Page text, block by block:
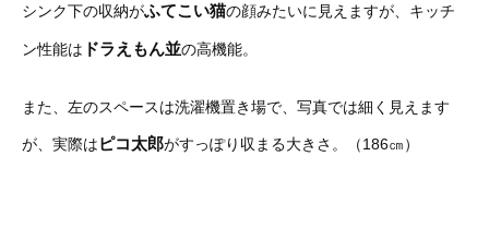
シンク下の収納がふてこい猫の顔みたいに見えますが、キッチ
ン性能は ドラえもん並の高機能。
また、左のスペースは洗濯機置き場で、写真では細く見えます
が、実際はピコ太郎がすっぽり収まる大きさ。（186㎝）